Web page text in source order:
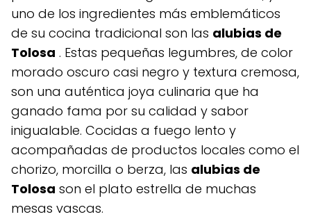
uno de los ingredientes más emblemáticos
de su cocina tradicional son las alubias de
Tolosa . Estas pequeñas legumbres, de color
morado oscuro casi negro y textura cremosa,
son una auténtica joya culinaria que ha
ganado fama por su calidad y sabor
inigualable. Cocidas a fuego lento y
acompañadas de productos locales como el
chorizo, morcilla o berza, las alubias de
Tolosa son el plato estrella de muchas
mesas vascas.